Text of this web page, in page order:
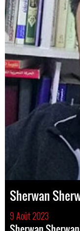
Sherwan
9 Août 2023